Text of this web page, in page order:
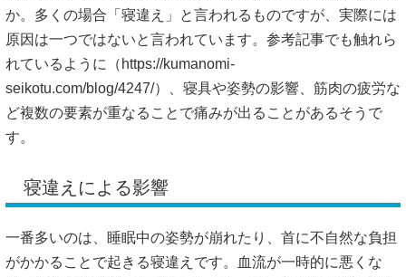
か。多くの場合「寝違え」と言われるものですが、実際には
原因は一つではないと言われています。参考記事でも触れら
れているように（ https://kumanomi-
seikotu.com/blog/4247/）、 寝具や姿勢の影響、筋肉の疲労な
ど複数の要素が重なることで痛みが出ることがあるそうで
す。
寝違えによる影響
一番多いのは、睡眠中の姿勢が崩れたり、首に不自然な負担
がかかることで起きる寝違えです。血流が一時的に悪くな